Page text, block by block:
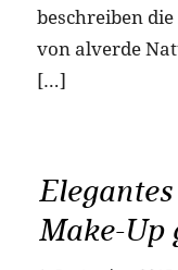
beschreiben
von alverde
[…]
Make-Up